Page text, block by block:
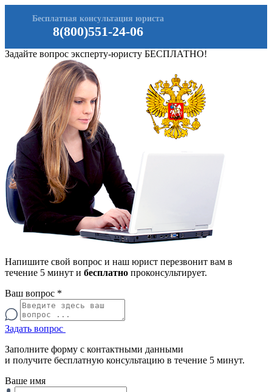
8(800)551-24-06
Бесплатная консультация юриста
Задайте вопрос эксперту-юристу БЕСПЛАТНО!
Напишите свой вопрос и наш юрист перезвонит вам в
течение 5 минут и бесплатно проконсультирует.
Ваш вопрос *
Задать вопрос
Заполните форму с контактными данными
и получите бесплатную консультацию в течение 5 минут.
Ваше имя